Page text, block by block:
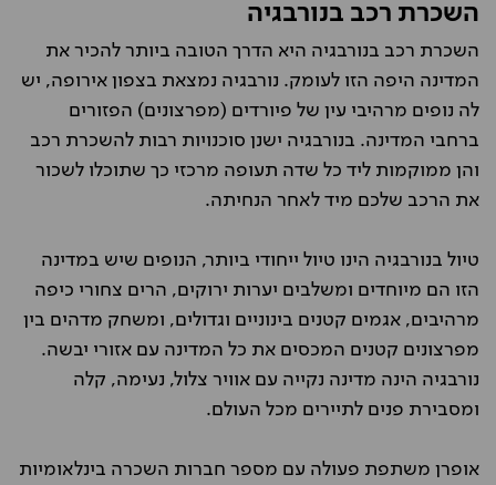
השכרת רכב בנורבגיה
השכרת רכב בנורבגיה היא הדרך הטובה ביותר להכיר את
המדינה היפה הזו לעומק. נורבגיה נמצאת בצפון אירופה, יש
לה נופים מרהיבי עין של פיורדים (מפרצונים) הפזורים
ברחבי המדינה. בנורבגיה ישנן סוכנויות רבות להשכרת רכב
והן ממוקמות ליד כל שדה תעופה מרכזי כך שתוכלו לשכור
את הרכב שלכם מיד לאחר הנחיתה.
טיול בנורבגיה הינו טיול ייחודי ביותר, הנופים שיש במדינה
הזו הם מיוחדים ומשלבים יערות ירוקים, הרים צחורי כיפה
מרהיבים, אגמים קטנים בינוניים וגדולים, ומשחק מדהים בין
מפרצונים קטנים המכסים את כל המדינה עם אזורי יבשה.
נורבגיה הינה מדינה נקייה עם אוויר צלול, נעימה, קלה
ומסבירת פנים לתיירים מכל העולם.
אופרן משתפת פעולה עם מספר חברות השכרה בינלאומיות